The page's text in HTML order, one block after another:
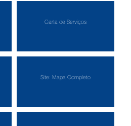
Carta de Serviços
Site: Mapa Completo